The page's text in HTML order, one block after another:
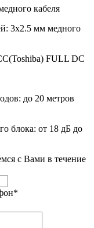
кабеля
3х2.5 мм медного
FULL DC
до 20 метров
блока: от 18 дБ до
с Вами в течение